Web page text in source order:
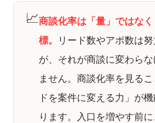
📈商談化率は「量」ではな
標。
リード数やアポ数は
が、それが商談に変わら
ません。商談化率を見る
ドを案件に変える力」が
ります。入口を増やす前